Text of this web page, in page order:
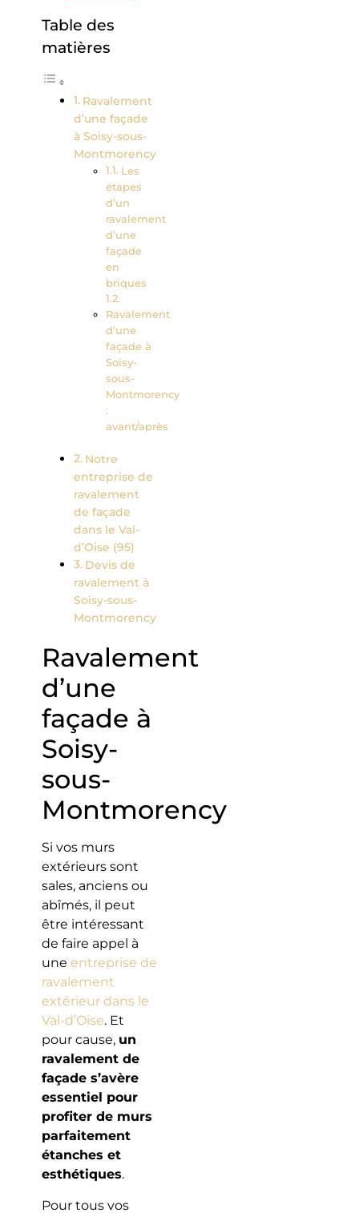
Table des
matières
Ravalement
d’une façade
à Soisy-sous-
Montmorency
Les
étapes
d’un
ravalement
d’une
façade
en
briques
Ravalement
d’une
façade à
Soisy-
sous-
Montmorency
:
avant/après
Notre
entreprise de
ravalement
de façade
dans le Val-
d’Oise (95)
Devis de
ravalement à
Soisy-sous-
Montmorency
Ravalement
d’une
façade à
Soisy-
sous-
Montmorency
Si vos murs
extérieurs sont
sales, anciens ou
abîmés, il peut
être intéressant
de faire appel à
une entreprise de
ravalement
extérieur dans le
Val-d’Oise. Et
pour cause, un
ravalement de
façade s’avère
essentiel pour
profiter de murs
parfaitement
étanches et
esthétiques.
Pour tous vos